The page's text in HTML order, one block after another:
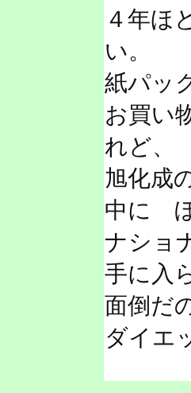
４年ほ
い。
紙パッ
お買い
れど、
旭化成
中に
ナショ
手に入
面倒だ
ダイエ